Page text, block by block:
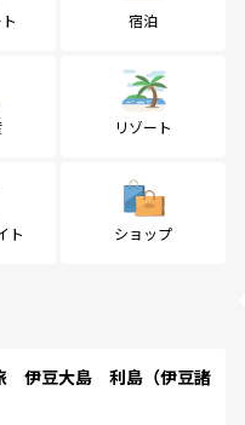
宿泊
リゾート
ト ショップ
伊豆大島 利島（伊豆諸